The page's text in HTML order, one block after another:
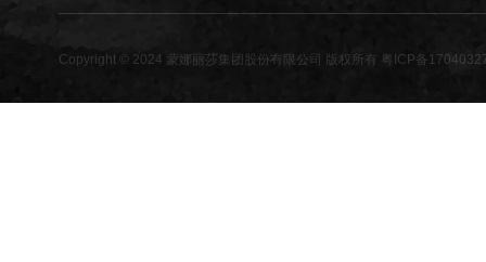
Copyright © 2024 蒙娜丽莎集团股份有限公司 版权所有 粤ICP备